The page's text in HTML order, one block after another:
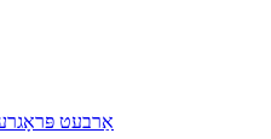
אַרבעט